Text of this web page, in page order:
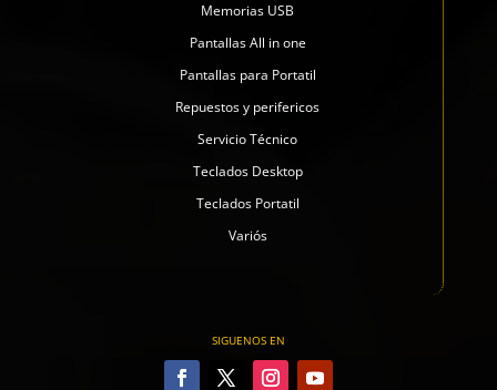
Memorias USB
Pantallas All in one
Pantallas para Portatil
Repuestos y perifericos
Servicio Técnico
Teclados Desktop
Teclados Portatil
Variós
SIGUENOS EN